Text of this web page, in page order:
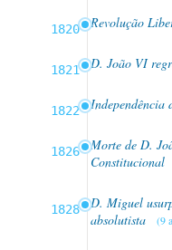
1820 Revolução
1821 D. João VI
1822 Independência
1826
Morte de D.
Constitucional
1828
D. Miguel
absolutista
(9